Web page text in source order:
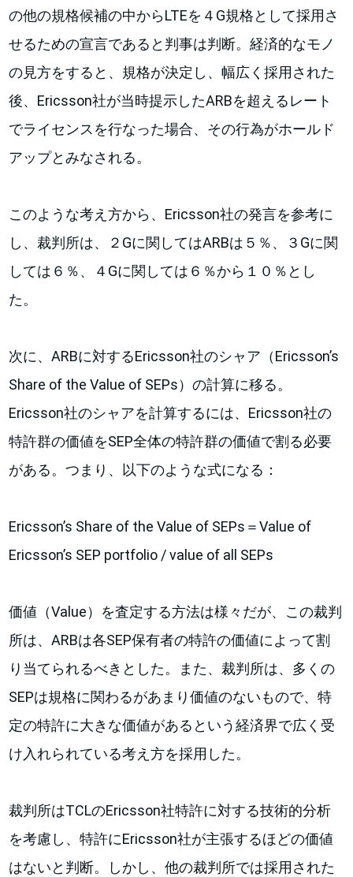
の他の規格候補の中からLTEを４G規格として採用さ
せるための宣言であると判事は判断。経済的なモノ
の見方をすると、規格が決定し、幅広く採用された
後、Ericsson社が当時提示したARBを超えるレート
でライセンスを行なった場合、その行為がホールド
アップとみなされる。
このような考え方から、Ericsson社の発言を参考に
し、裁判所は、２Gに関してはARBは５％、３Gに関
しては６％、４Gに関しては６％から１０％とし
た。
次に、ARBに対するEricsson社のシャア（Ericsson’s
Share of the Value of SEPs）の計算に移る。
Ericsson社のシャアを計算するには、Ericsson社の
特許群の価値をSEP全体の特許群の価値で割る必要
がある。つまり、以下のような式になる：
Ericsson’s Share of the Value of SEPs＝Value of
Ericsson’s SEP portfolio / value of all SEPs
価値（Value）を査定する方法は様々だが、この裁判
所は、ARBは各SEP保有者の特許の価値によって割
り当てられるべきとした。また、裁判所は、多くの
SEPは規格に関わるがあまり価値のないもので、特
定の特許に大きな価値があるという経済界で広く受
け入れられている考え方を採用した。
裁判所はTCLのEricsson社特許に対する技術的分析
を考慮し、特許にEricsson社が主張するほどの価値
はないと判断。しかし、他の裁判所では採用された